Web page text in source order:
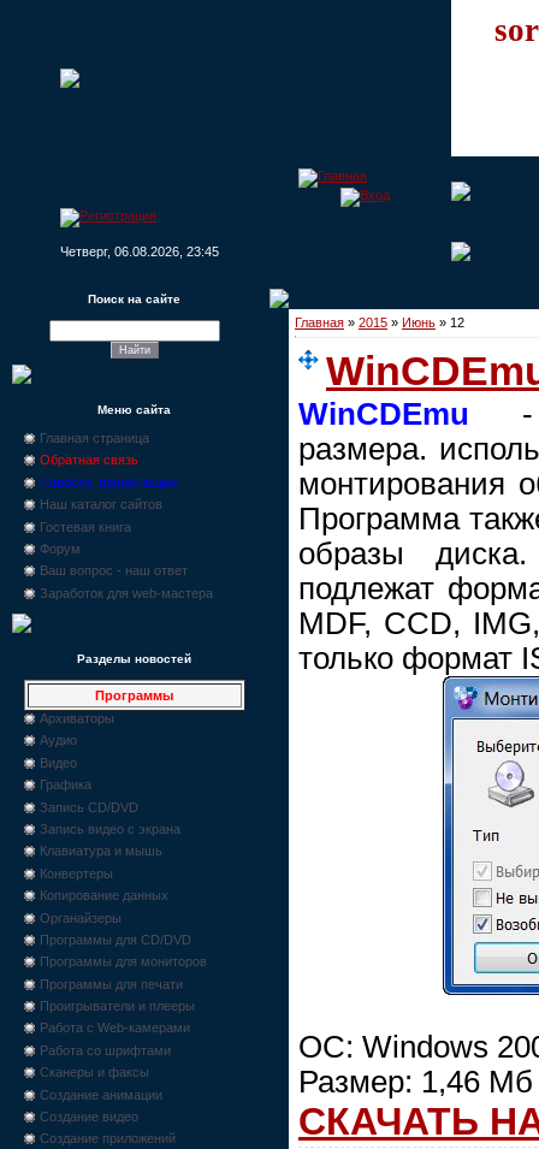
Четверг, 06.08.2026, 23:45
Поиск на сайте
Меню сайта
Главная страница
Обратная связь
Новости, промо-акции
Наш каталог сайтов
Гостевая книга
Форум
Ваш вопрос - наш ответ
Заработок для web-мастера
Разделы новостей
Программы
Архиваторы
Аудио
Видео
Графика
Запись CD/DVD
Запись видео с экрана
Клавиатура и мышь
Конвертеры
Копирование данных
Органайзеры
Программы для CD/DVD
Программы для мониторов
Программы для печати
Проигрыватели и плееры
Работа с Web-камерами
Работа со шрифтами
Сканеры и факсы
Создание анимации
Создание видео
Создание приложений
Главная » 2015 » Июнь » 12
WinCDEmu -
размера.
монтирования
Программа
образы
подлежат
MDF, CCD,
только формат
ОС: Windows
Размер: 1,46 Мб
СКАЧАТЬ